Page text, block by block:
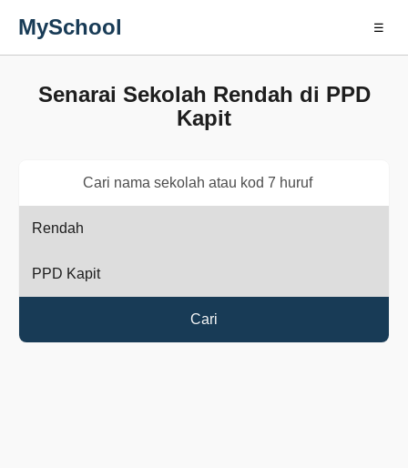
MySchool ☰
Senarai Sekolah Rendah di PPD
Kapit
Cari